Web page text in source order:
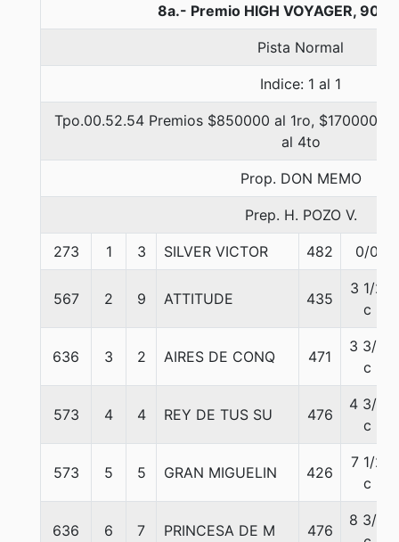
8a.- Premio HIGH VOYAGER, 900
Pista Normal
Indice: 1 al 1
Tpo.00.52.54 Premios $850000 al 1ro, $170000
al 4to
Prop. DON MEMO
Prep. H. POZO V.
273 1 3 SILVER VICTOR 482 0/0
567 2 9 ATTITUDE 435
3 1/2
c
636 3 2 AIRES DE CONQ 471
3 3/4
c
573 4 4 REY DE TUS SU 476
4 3/4
c
573 5 5 GRAN MIGUELIN 426
7 1/2
c
636 6 7 PRINCESA DE M 476
8 3/4